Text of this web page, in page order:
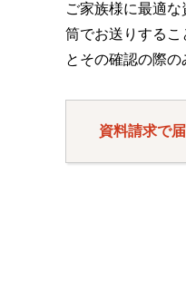
ご家族様に最適
筒でお送りする
とその確認の際
資料請求で